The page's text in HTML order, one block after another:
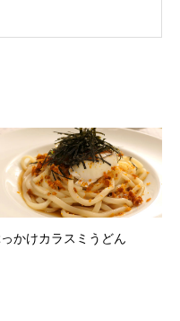
る～い感じで見て頂けたら
かけカラスミうどん